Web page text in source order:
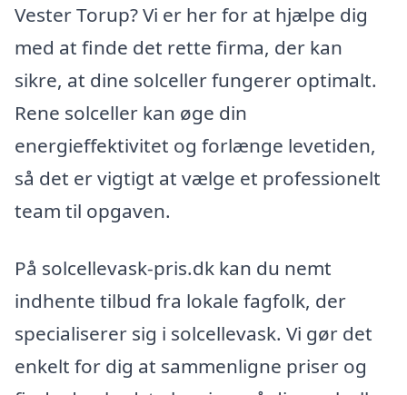
Vester Torup? Vi er her for at hjælpe dig
med at finde det rette firma, der kan
sikre, at dine solceller fungerer optimalt.
Rene solceller kan øge din
energieffektivitet og forlænge levetiden,
så det er vigtigt at vælge et professionelt
team til opgaven.
På solcellevask-pris.dk kan du nemt
indhente tilbud fra lokale fagfolk, der
specialiserer sig i solcellevask. Vi gør det
enkelt for dig at sammenligne priser og